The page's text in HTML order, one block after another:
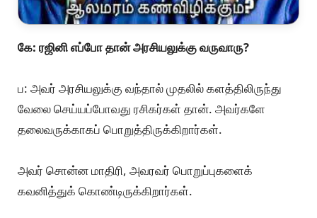
கே: ரஜினி எப்போ தான் அரசியலுக்கு வருவாரு?
ப: அவர் அரசியலுக்கு வந்தால் முதலில் களத்திலிருந்து
வேலை செய்யப்போவது ரசிகர்கள் தான். அவர்களே
தலைவருக்காகப் பொறுத்திருக்கிறார்கள்.
அவர் சொன்ன மாதிரி, அவரவர் பொறுப்புகளைக்
கவனித்துக் கொண்டிருக்கிறார்கள்.